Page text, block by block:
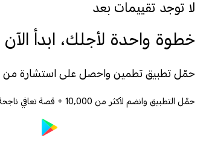
لا توجد تقييمات بعد
خطوة واحدة لأجلك، ابدأ الآن
حمّل تطبيق تطمين واحصل على استشارة من
حمّل التطبيق وانضم لأكثر من 10,000 + قصة تعافي